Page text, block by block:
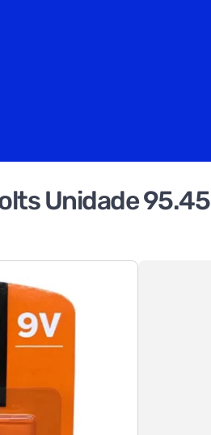
Unidade 95.45